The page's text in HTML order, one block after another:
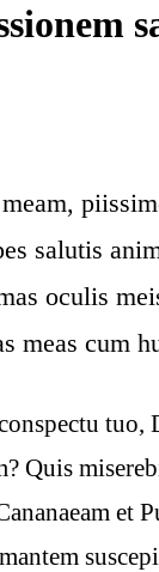
salutis
oculis
meas cum
tuo,
Quis
et